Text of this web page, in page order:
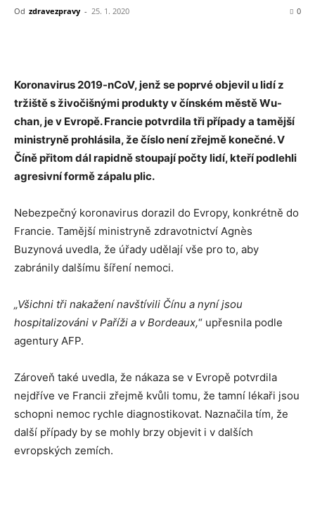
Od zdravezpravy - 25. 1. 2020 0
Koronavirus 2019-nCoV, jenž se poprvé objevil u lidí z
tržiště s živočišnými produkty v čínském městě Wu-
chan, je v Evropě. Francie potvrdila tři případy a tamější
ministryně prohlásila, že číslo není zřejmě konečné. V
Číně přitom dál rapidně stoupají počty lidí, kteří podlehli
agresivní formě zápalu plic.
Nebezpečný koronavirus dorazil do Evropy, konkrétně do
Francie. Tamější ministryně zdravotnictví Agnès
Buzynová uvedla, že úřady udělají vše pro to, aby
zabránily dalšímu šíření nemoci.
„Všichni tři nakažení navštívili Čínu a nyní jsou
hospitalizováni v Paříži a v Bordeaux,“ upřesnila podle
agentury AFP.
Zároveň také uvedla, že nákaza se v Evropě potvrdila
nejdříve ve Francii zřejmě kvůli tomu, že tamní lékaři jsou
schopni nemoc rychle diagnostikovat. Naznačila tím, že
další případy by se mohly brzy objevit i v dalších
evropských zemích.